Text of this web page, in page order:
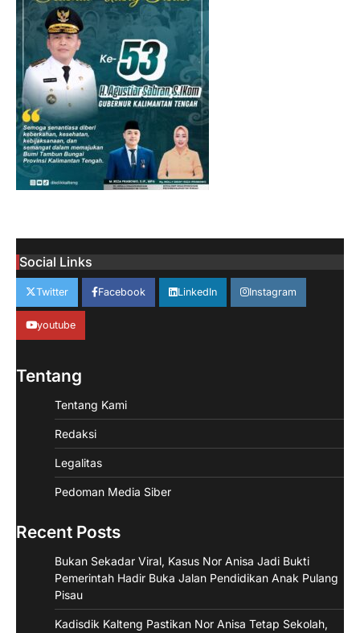
Social Links
Twitter Facebook LinkedIn Instagram
youtube
Tentang
Tentang Kami
Redaksi
Legalitas
Pedoman Media Siber
Recent Posts
Bukan Sekadar Viral, Kasus Nor Anisa Jadi Bukti
Pemerintah Hadir Buka Jalan Pendidikan Anak Pulang
Pisau
Kadisdik Kalteng Pastikan Nor Anisa Tetap Sekolah,